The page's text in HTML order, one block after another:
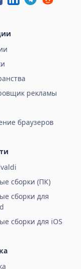
рекламы
браузеров
сборки (ПК)
сборки для
сборки для iOS